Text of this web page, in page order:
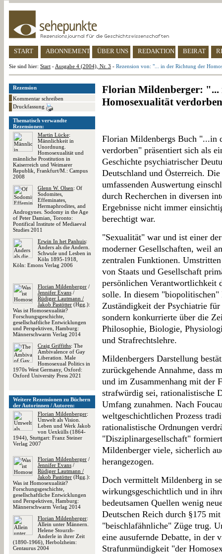
START ABONNEMENT ÜBER UNS REDAKTION BEIRAT
Sie sind hier: Start - Ausgabe 4 (2004), Nr. 3 - Rezension von: "... in der Richtung der
Rezension
Kommentar schreiben
Druckfassung
Thematisch verwandte
Rezensionen:
Martin Lücke:
Männlichkeit in
Unordnung.
Homosexualität und
männliche Prostitution in
Kaiserreich und Weimarer
Republik, Frankfurt/M.: Campus
2008
Glenn W. Olsen: Of
Sodomites,
Effeminates,
Hermaphrodites, and
Androgynes. Sodomy in the Age
of Peter Damian, Toronto:
Pontifical Institute of Mediaeval
Studies 2011
Erwin In het Panhuis:
Anders als die Andern.
Schwule und Lesben in
Köln 1895-1918,
Köln: Emons Verlag 2006
Florian Mildenberger /
Jennifer Evans /
Rüdiger Lautmann /
Jakob Pastötter (Hgg.):
Was ist Homosexualität?
Forschungsgeschichte,
gesellschaftliche Entwicklungen
und Perspektiven, Hamburg:
Männerschwarm Verlag 2014
Craig Griffiths: The
Ambivalence of Gay
Liberation. Male
Homosexual Politics in
1970s West Germany, Oxford:
Oxford University Press 2021
Weitere Rezensionen zu Büchern
der Autorinnen / Autoren:
Florian Mildenberger:
Umwelt als Vision.
Leben und Werk Jakob
von Uexkülls (1864-
1944), Stuttgart: Franz Steiner
Verlag 2007
Florian Mildenberger /
Jennifer Evans /
Rüdiger Lautmann /
Jakob Pastötter (Hgg.):
Was ist Homosexualität?
Forschungsgeschichte,
gesellschaftliche Entwicklungen
und Perspektiven, Hamburg:
Männerschwarm Verlag 2014
Florian Mildenberger:
Allein unter Männern.
Helene Stourzh-
Anderle in ihrer Zeit
(1890-1966), Herbolzheim:
Centaurus 2004
Florian Mildenberger: "...
Homosexualität
Florian Mildenbergs Buch "...in
verdorben" präsentiert sich als
Geschichte psychiatrischer
Deutschland und Österreich.
umfassenden Auswertung
durch Recherchen in diversen
Ergebnisse nicht immer
berechtigt war.
"Sexualität" war und ist einer
moderner Gesellschaften, weil
zentralen Funktionen.
von Staats und Gesellschaft
persönlichen Verantwortlichkeit
solle. In diesem
Zuständigkeit der Psychiatrie
sondern konkurrierte über die
Philosophie, Biologie,
und Strafrechtslehre.
Mildenbergers Darstellung
zurückgehende Annahme, dass
und im Zusammenhang mit der
strafwürdig sei, rationalistische
Umfang zunahmen. Nach
weltgeschichtlichen Prozess
rationalistische Ordnungen
"Disziplinargesellschaft"
Mildenberger viele, sicherlich
herangezogen.
Doch vermittelt Mildenberg in
wirkungsgeschichtlich und in
bedeutsamen Quellen wenig
Deutschen Reich durch §175
"beischlafähnliche" Züge trug.
eine ausufernde Debatte, in der
Strafunmündigkeit "der